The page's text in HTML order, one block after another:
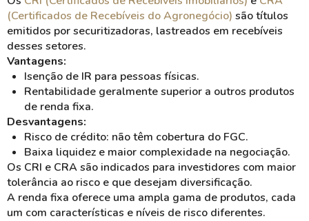
(Certificados de Recebíveis do Agronegócio) são títulos
emitidos por securitizadoras, lastreados em recebíveis
desses setores.
Vantagens:
Isenção de IR para pessoas físicas.
Rentabilidade geralmente superior a outros produtos
de renda fixa.
Desvantagens:
Risco de crédito: não têm cobertura do FGC.
Baixa liquidez e maior complexidade na negociação.
Os CRI e CRA são indicados para investidores com maior
tolerância ao risco e que desejam diversificação.
A renda fixa oferece uma ampla gama de produtos, cada
um com características e níveis de risco diferentes.